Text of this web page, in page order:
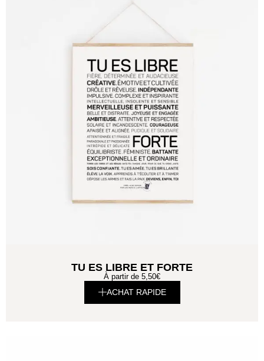
TU ES LIBRE ET FORTE
À partir de 5,50€
ACHAT RAPIDE